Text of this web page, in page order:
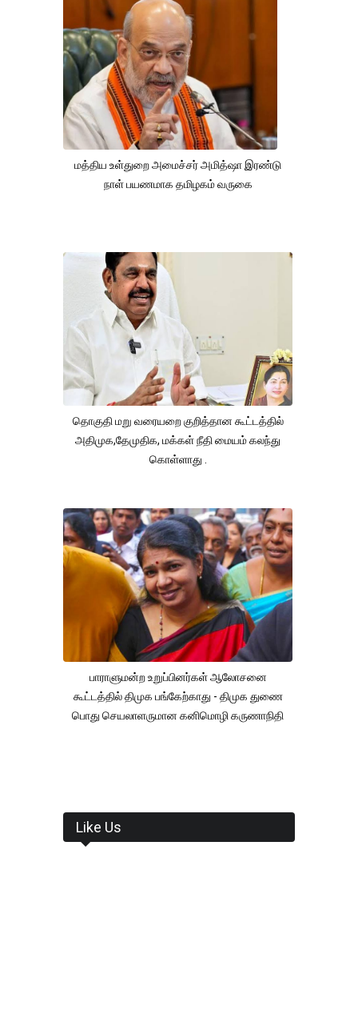
மத்திய உள்துறை அமைச்சர் அமித்ஷா இரண்டு
நாள் பயணமாக தமிழகம் வருகை
தொகுதி மறு வரையறை குறித்தான கூட்டத்தில்
அதிமுக,தேமுதிக, மக்கள் நீதி மையம் கலந்து
கொள்ளாது .
பாராளுமன்ற உறுப்பினர்கள் ஆலோசனை
கூட்டத்தில் திமுக பங்கேற்காது - திமுக துணை
பொது செயலாளருமான கனிமொழி கருணாநிதி
Like Us